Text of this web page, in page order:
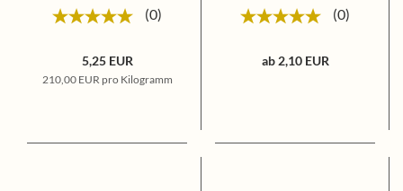
0
5,25 EUR
210,00 EUR pro Kilogramm
0
ab 2,10 EUR